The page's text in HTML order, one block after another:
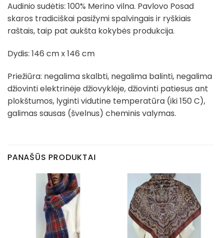
Audinio sudėtis: 100% Merino vilna. Pavlovo Posad
skaros tradiciškai pasižymi spalvingais ir ryškiais
raštais, taip pat aukšta kokybės produkcija.
Dydis: 146 cm x 146 cm
Priežiūra: negalima skalbti, negalima balinti, negalima
džiovinti elektrinėje džiovyklėje, džiovinti patiesus ant
plokštumos, lyginti vidutine temperatūra (iki 150 C),
galimas sausas (švelnus) cheminis valymas.
PANAŠŪS PRODUKTAI